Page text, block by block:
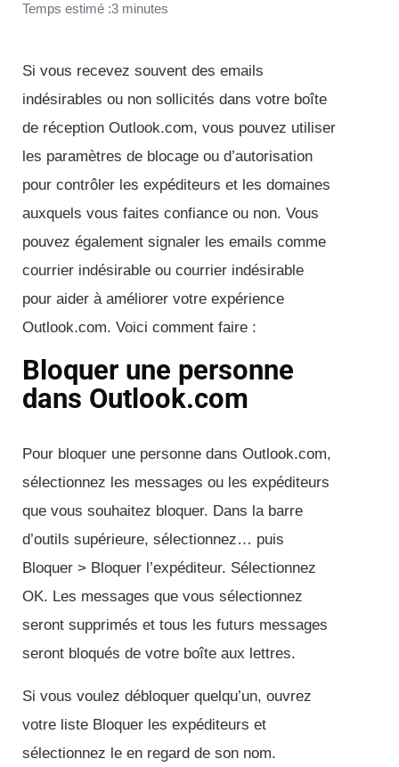
Temps estimé :3 minutes
Si vous recevez souvent des emails
indésirables ou non sollicités dans votre boîte
de réception Outlook.com, vous pouvez utiliser
les paramètres de blocage ou d’autorisation
pour contrôler les expéditeurs et les domaines
auxquels vous faites confiance ou non. Vous
pouvez également signaler les emails comme
courrier indésirable ou courrier indésirable
pour aider à améliorer votre expérience
Outlook.com. Voici comment faire :
Bloquer une personne
dans Outlook.com
Pour bloquer une personne dans Outlook.com,
sélectionnez les messages ou les expéditeurs
que vous souhaitez bloquer. Dans la barre
d’outils supérieure, sélectionnez… puis
Bloquer > Bloquer l’expéditeur. Sélectionnez
OK. Les messages que vous sélectionnez
seront supprimés et tous les futurs messages
seront bloqués de votre boîte aux lettres.
Si vous voulez débloquer quelqu’un, ouvrez
votre liste Bloquer les expéditeurs et
sélectionnez le en regard de son nom.